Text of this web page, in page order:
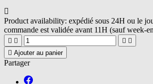

Product availability: expédié sous 24H ou le
commande est validée avant 11H (sauf week-
   
 Ajouter au panier
Partager